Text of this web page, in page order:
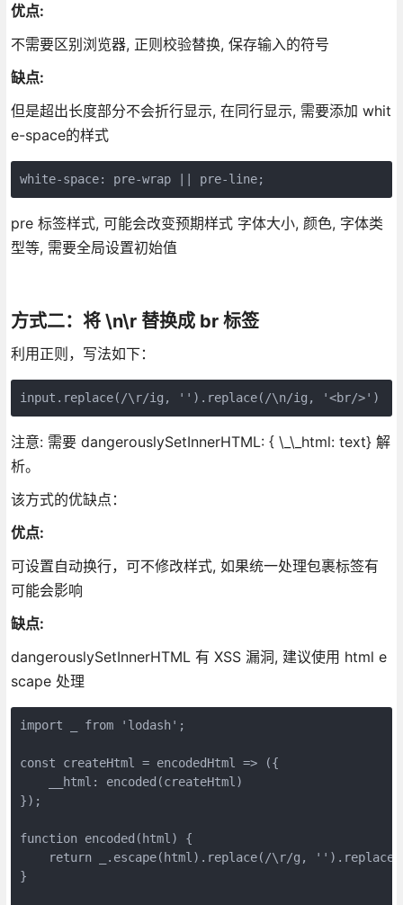
优点:
不需要区别浏览器, 正则校验替换, 保存输入的符号
缺点:
但是超出长度部分不会折行显示, 在同行显示, 需要添加 whit
e-space的样式
white-space: pre-wrap || pre-line;
pre 标签样式, 可能会改变预期样式 字体大小, 颜色, 字体类
型等, 需要全局设置初始值
方式二：将 \n\r 替换成 br 标签
利用正则，写法如下：
input.replace(/\r/ig, '').replace(/\n/ig, '<br/>')
注意: 需要 dangerouslySetInnerHTML: { \_\_html: text} 解
析。
该方式的优缺点：
优点:
可设置自动换行，可不修改样式, 如果统一处理包裹标签有
可能会影响
缺点:
dangerouslySetInnerHTML 有 XSS 漏洞, 建议使用 html e
scape 处理
import _ from 'lodash';
const createHtml = encodedHtml => ({
    __html: encoded(createHtml)
});
function encoded(html) {
return _.escape(html).replace(/\r/g,
}